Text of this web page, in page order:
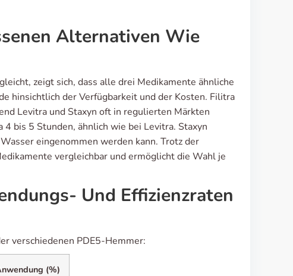
Alternativen Wie
zeigt sich, dass alle drei Medikamente ähnliche
hinsichtlich der Verfügbarkeit und der Kosten. Filitra
Levitra und Staxyn oft in regulierten Märkten
bis 5 Stunden, ähnlich wie bei Levitra. Staxyn
eingenommen werden kann. Trotz der
vergleichbar und ermöglicht die Wahl je
Und Effizienzraten
verschiedenen PDE5-Hemmer:
(%)